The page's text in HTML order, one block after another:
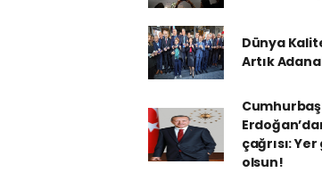
Dünya
Artık
çağrısı:
olsun!